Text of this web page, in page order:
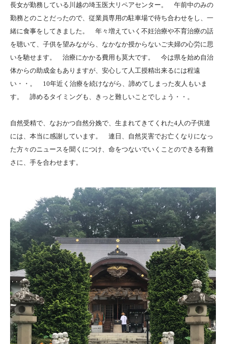
長女が勤務している川越の埼玉医大リペアセンター。 午前中のみの
勤務とのことだったので、従業員専用の駐車場で待ち合わせをし、一
緒に食事をしてきました。 年々増えていく不妊治療や不育治療の話
を聴いて、子供を望みながら、なかなか授からないご夫婦の心労に思
いを馳せます。 治療にかかる費用も莫大です。 今は県を始め自治
体からの助成金もありますが、安心して人工授精出来るには程遠
い・・。 10年近く治療を続けながら、諦めてしまった友人もいま
す。 諦めるタイミングも、きっと難しいことでしょう・・。
自然受精で、なおかつ自然分娩で、生まれてきてくれた4人の子供達
には、本当に感謝しています。 連日、自然災害でお亡くなりになっ
た方々のニュースを聞くにつけ、命をつないでいくことのできる有難
さに、手を合わせます。